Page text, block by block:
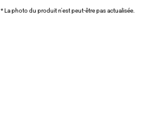
* La photo du produit n'est peut-être pas actualisée.